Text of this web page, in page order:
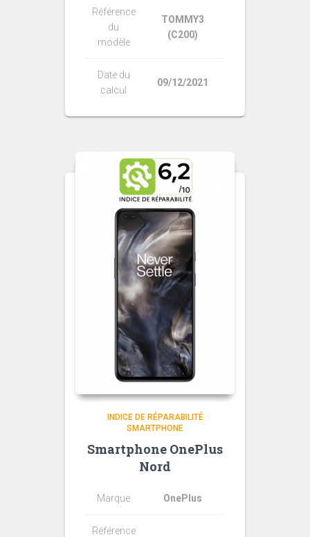
Référence
du
modèle
TOMMY3
(C200)
Date du
calcul
09/12/2021
INDICE DE RÉPARABILITÉ
SMARTPHONE
Smartphone OnePlus
Nord
Marque OnePlus
Référence